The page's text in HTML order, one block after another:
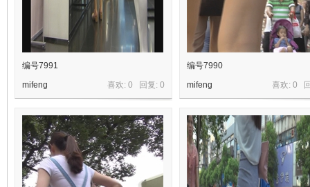
编号7991
喜欢: 0 回复: 0
mifeng
编号7990
喜欢: 0
mifeng